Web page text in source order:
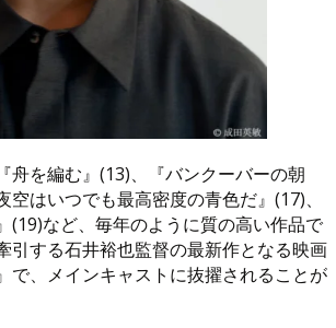
舟を編む』(13)、『バンクーバーの朝
空はいつでも最高密度の青色だ』(17)、
(19)など、毎年のように質の高い作品で
引する石井裕也監督の最新作となる映画
で、メインキャストに抜擢されることが